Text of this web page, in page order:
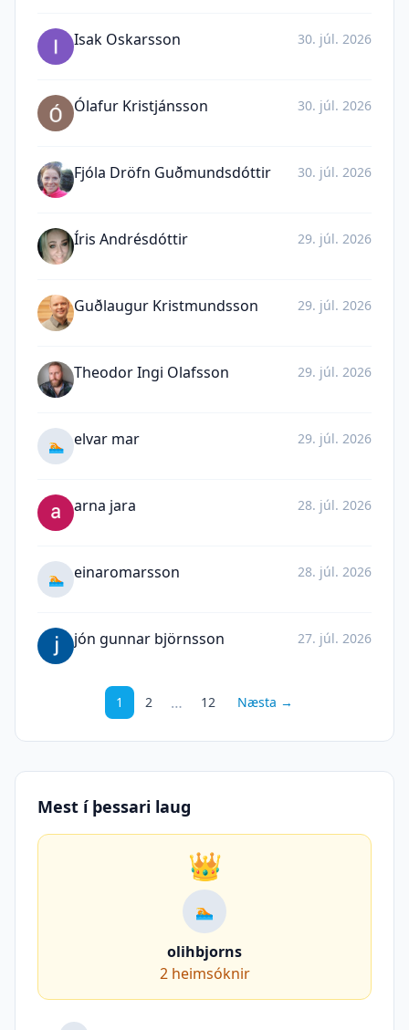
Isak Oskarsson 30. júl. 2026
Ólafur Kristjánsson 30. júl. 2026
Fjóla Dröfn Guðmundsdóttir 30. júl. 2026
Íris Andrésdóttir 29. júl. 2026
Guðlaugur Kristmundsson 29. júl. 2026
Theodor Ingi Olafsson 29. júl. 2026
🏊 elvar mar 29. júl. 2026
arna jara 28. júl. 2026
🏊 einaromarsson 28. júl. 2026
jón gunnar björnsson 27. júl. 2026
1 2 … 12 Næsta →
Mest í þessari laug
👑
🏊
olihbjorns
2 heimsóknir